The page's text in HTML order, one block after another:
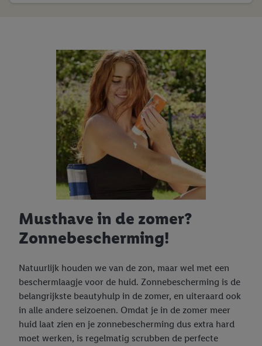
Musthave in de zomer?
Zonnebescherming!
Natuurlijk houden we van de zon, maar wel met een
beschermlaagje voor de huid. Zonnebescherming is de
belangrijkste beautyhulp in de zomer, en uiteraard ook
in alle andere seizoenen. Omdat je in de zomer meer
huid laat zien en je zonnebescherming dus extra hard
moet werken, is regelmatig scrubben de perfecte